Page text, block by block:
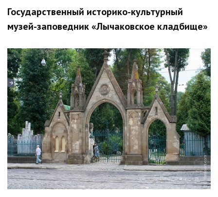
Государственный историко-культурный
музей-заповедник «Лычаковское кладбище»